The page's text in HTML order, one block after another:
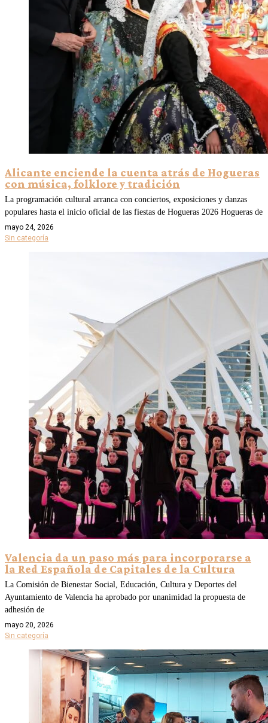
Alicante enciende la cuenta atrás de Hogueras
con música, folklore y tradición
La programación cultural arranca con conciertos, exposiciones y danzas
populares hasta el inicio oficial de las fiestas de Hogueras 2026 Hogueras de
mayo 24, 2026
Sin categoría
Valencia da un paso más para incorporarse a
la Red Española de Capitales de la Cultura
La Comisión de Bienestar Social, Educación, Cultura y Deportes del
Ayuntamiento de Valencia ha aprobado por unanimidad la propuesta de
adhesión de
mayo 20, 2026
Sin categoría